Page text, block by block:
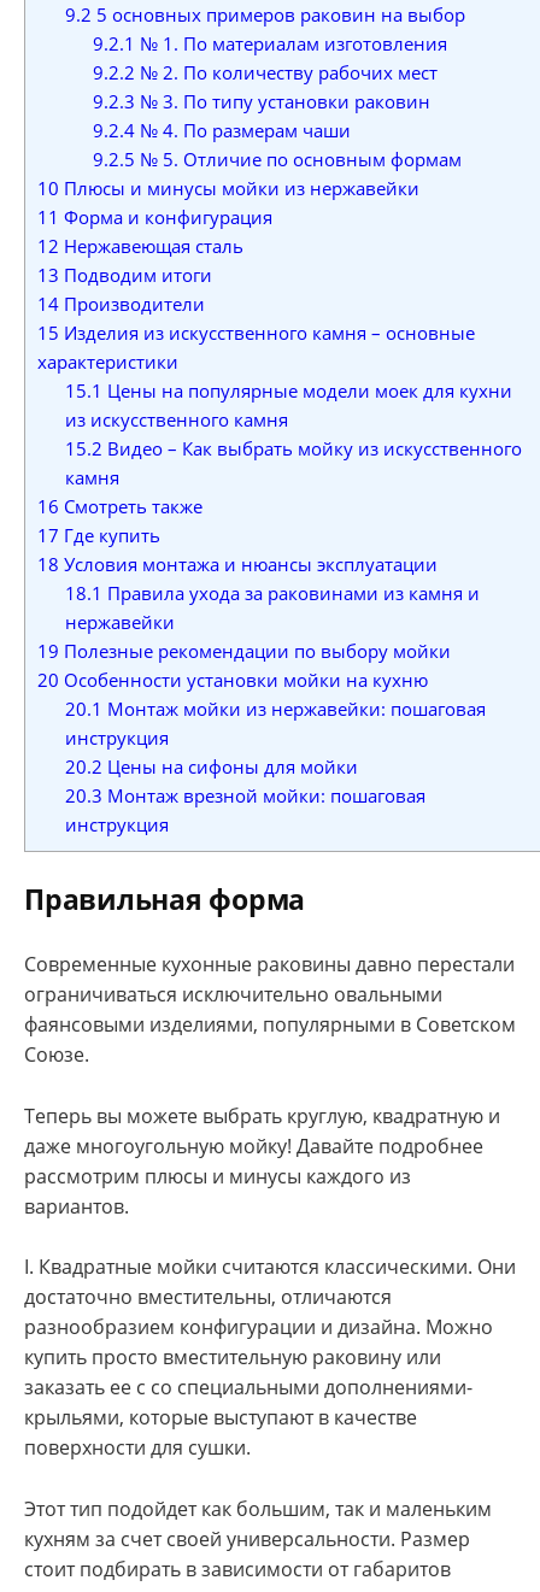
9.2 5 основных примеров раковин на выбор
9.2.1 № 1. По материалам изготовления
9.2.2 № 2. По количеству рабочих мест
9.2.3 № 3. По типу установки раковин
9.2.4№ 4. По размерам чаши
9.2.5 № 5. Отличие по основным формам
10 Плюсы и минусы мойки из нержавейки
11 Форма и конфигурация
12 Нержавеющая сталь
13 Подводим итоги
14 Производители
15 Изделия из искусственного камня – основные
характеристики
15.1 Цены на популярные модели моек для кухни
из искусственного камня
15.2 Видео – Как выбрать мойку из искусственного
камня
16 Смотреть также
17 Где купить
18 Условия монтажа и нюансы эксплуатации
18.1 Правила ухода за раковинами из камня и
нержавейки
19 Полезные рекомендации по выбору мойки
20 Особенности установки мойки на кухню
20.1 Монтаж мойки из нержавейки: пошаговая
инструкция
20.2 Цены на сифоны для мойки
20.3 Монтаж врезной мойки: пошаговая
инструкция
Правильная форма
Современные кухонные раковины давно перестали
ограничиваться исключительно овальными
фаянсовыми изделиями, популярными в Советском
Союзе.
Теперь вы можете выбрать круглую, квадратную и
даже многоугольную мойку! Давайте подробнее
рассмотрим плюсы и минусы каждого из
вариантов.
I. Квадратные мойки считаются классическими. Они
достаточно вместительны, отличаются
разнообразием конфигурации и дизайна. Можно
купить просто вместительную раковину или
заказать ее с со специальными дополнениями-
крыльями, которые выступают в качестве
поверхности для сушки.
Этот тип подойдет как большим, так и маленьким
кухням за счет своей универсальности. Размер
стоит подбирать в зависимости от габаритов